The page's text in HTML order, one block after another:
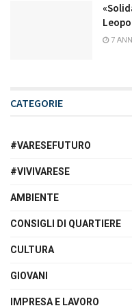
7
CATEGORIE
#VARESEFUTURO
#VIVIVARESE
AMBIENTE
CONSIGLI DI QUARTIERE
CULTURA
GIOVANI
IMPRESA E LAVORO